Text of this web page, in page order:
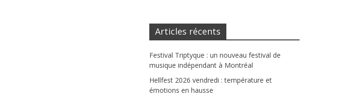
Articles récents
Festival Triptyque : un nouveau festival de
musique indépendant à Montréal
Hellfest 2026 vendredi : température et
émotions en hausse